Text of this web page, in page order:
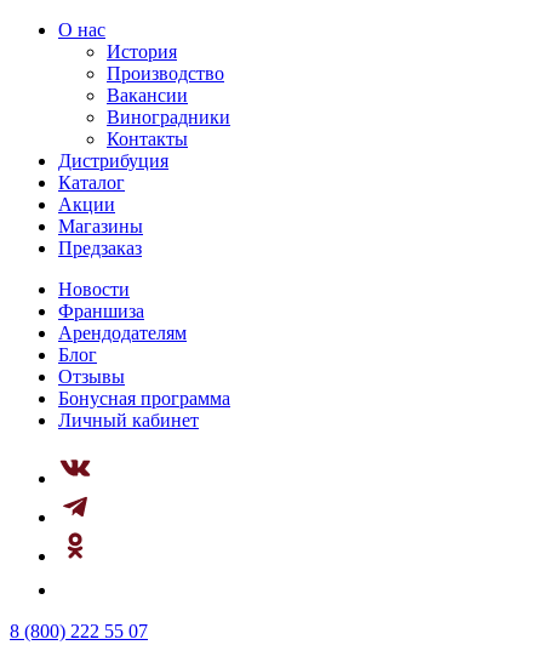
О нас
История
Производство
Вакансии
Виноградники
Контакты
Дистрибуция
Каталог
Акции
Магазины
Предзаказ
Новости
Франшиза
Арендодателям
Блог
Отзывы
Бонусная программа
Личный кабинет
8 (800) 222 55 07